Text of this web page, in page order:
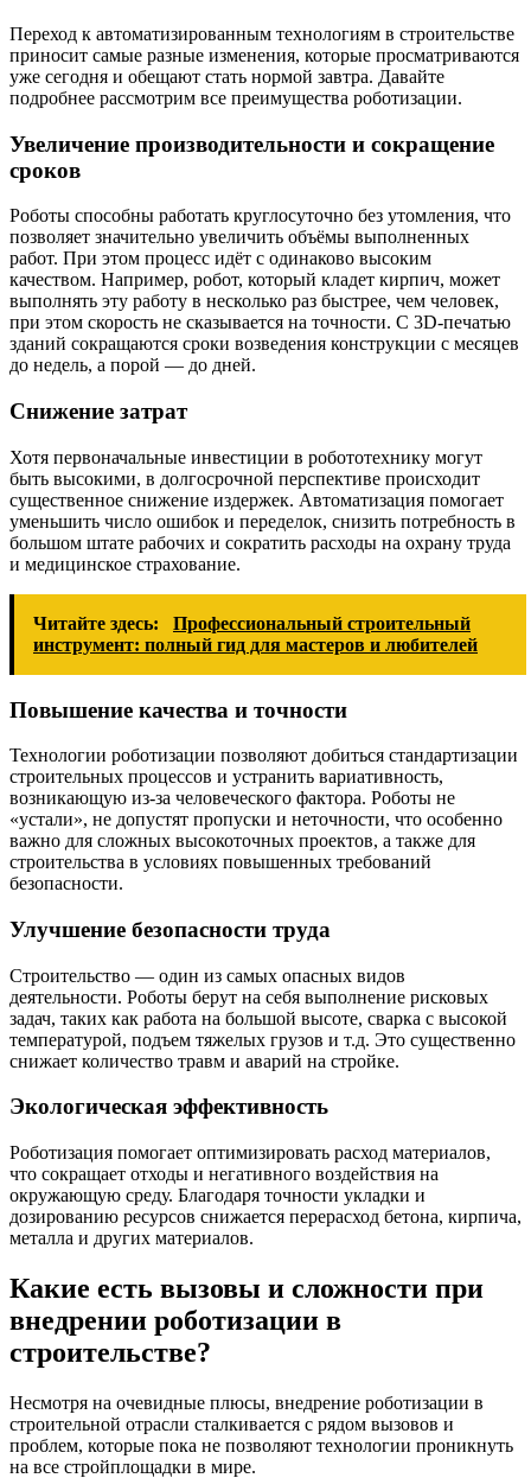
Переход к автоматизированным технологиям в строительстве
приносит самые разные изменения, которые просматриваются
уже сегодня и обещают стать нормой завтра. Давайте
подробнее рассмотрим все преимущества роботизации.
Увеличение производительности и сокращение
сроков
Роботы способны работать круглосуточно без утомления, что
позволяет значительно увеличить объёмы выполненных
работ. При этом процесс идёт с одинаково высоким
качеством. Например, робот, который кладет кирпич, может
выполнять эту работу в несколько раз быстрее, чем человек,
при этом скорость не сказывается на точности. С 3D-печатью
зданий сокращаются сроки возведения конструкции с месяцев
до недель, а порой — до дней.
Снижение затрат
Хотя первоначальные инвестиции в робототехнику могут
быть высокими, в долгосрочной перспективе происходит
существенное снижение издержек. Автоматизация помогает
уменьшить число ошибок и переделок, снизить потребность в
большом штате рабочих и сократить расходы на охрану труда
и медицинское страхование.
Читайте здесь:
Профессиональный строительный
инструмент: полный гид для мастеров и любителей
Повышение качества и точности
Технологии роботизации позволяют добиться стандартизации
строительных процессов и устранить вариативность,
возникающую из-за человеческого фактора. Роботы не
«устали», не допустят пропуски и неточности, что особенно
важно для сложных высокоточных проектов, а также для
строительства в условиях повышенных требований
безопасности.
Улучшение безопасности труда
Строительство — один из самых опасных видов
деятельности. Роботы берут на себя выполнение рисковых
задач, таких как работа на большой высоте, сварка с высокой
температурой, подъем тяжелых грузов и т.д. Это существенно
снижает количество травм и аварий на стройке.
Экологическая эффективность
Роботизация помогает оптимизировать расход материалов,
что сокращает отходы и негативного воздействия на
окружающую среду. Благодаря точности укладки и
дозированию ресурсов снижается перерасход бетона, кирпича,
металла и других материалов.
Какие есть вызовы и сложности при
внедрении роботизации в
строительстве?
Несмотря на очевидные плюсы, внедрение роботизации в
строительной отрасли сталкивается с рядом вызовов и
проблем, которые пока не позволяют технологии проникнуть
на все стройплощадки в мире.